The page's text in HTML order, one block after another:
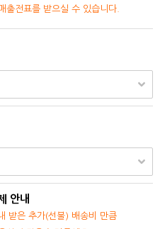
출전표를 받으실 수 있습니다.
안내
받은 추가(선불) 배송비 만큼